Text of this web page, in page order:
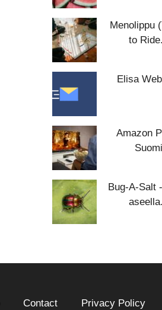
Menolippu
to
Elisa
Amazon
Suomi
Bug-A-Salt
Contact Privacy Policy